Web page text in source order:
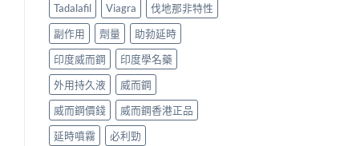
Tadalafil
Viagra
伐地那非特性
副作用
劑量
助勃延時
印度威而鋼
印度學名藥
外用持久液
威而鋼
威而鋼價錢
威而鋼香港正品
延時噴霧
必利勁